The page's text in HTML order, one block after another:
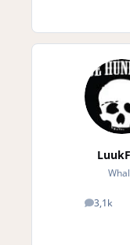
3,1k
posts